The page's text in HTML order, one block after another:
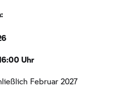
Uhr
Februar 2027